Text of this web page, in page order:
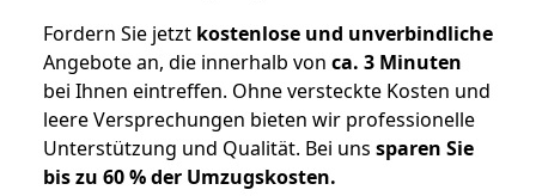
Fordern Sie jetzt kostenlose und unverbindliche
Angebote an, die innerhalb von ca. 3 Minuten
bei Ihnen eintreffen. Ohne versteckte Kosten und
leere Versprechungen bieten wir professionelle
Unterstützung und Qualität. Bei uns sparen Sie
bis zu 60 % der Umzugskosten.